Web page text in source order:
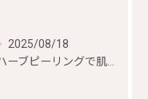
2025/08/18